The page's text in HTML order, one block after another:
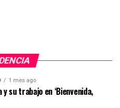
1 mes ago
su trabajo en ‘Bienvenida,